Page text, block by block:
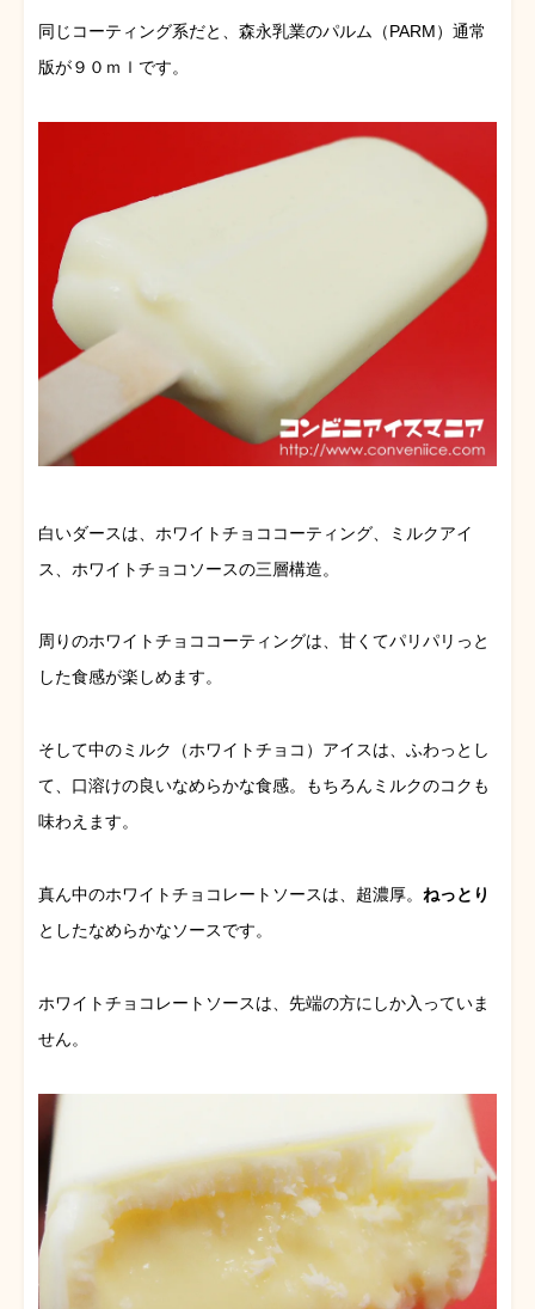
同じコーティング系だと、森永乳業のパルム（PARM）通常
版が９０ｍｌです。
白いダースは、ホワイトチョココーティング、ミルクアイ
ス、ホワイトチョコソースの三層構造。
周りのホワイトチョココーティングは、甘くてパリパリっと
した食感が楽しめます。
そして中のミルク（ホワイトチョコ）アイスは、ふわっとし
て、口溶けの良いなめらかな食感。もちろんミルクのコクも
味わえます。
真ん中のホワイトチョコレートソースは、超濃厚。 ねっとり
としたなめらかなソースです。
ホワイトチョコレートソースは、先端の方にしか入っていま
せん。